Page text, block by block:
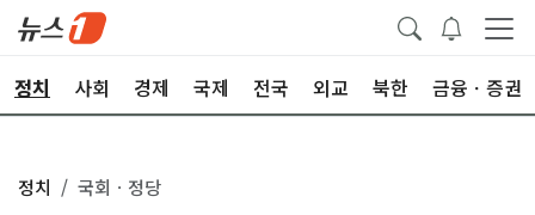
정치 사회 경제 국제 전국 외교 북한 금융ㆍ증권
정치 국회ㆍ정당